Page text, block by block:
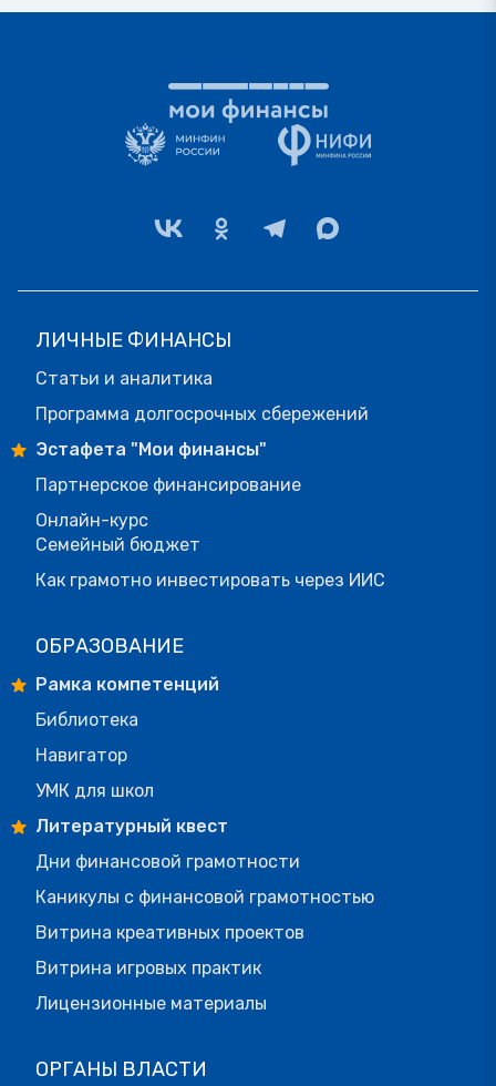
ЛИЧНЫЕ ФИНАНСЫ
Статьи и аналитика
Программа долгосрочных сбережений
Эстафета "Мои финансы"
Партнерское финансирование
Онлайн-курс
Семейный бюджет
Как грамотно инвестировать через ИИС
ОБРАЗОВАНИЕ
Рамка компетенций
Библиотека
Навигатор
УМК для школ
Литературный квест
Дни финансовой грамотности
Каникулы с финансовой грамотностью
Витрина креативных проектов
Витрина игровых практик
Лицензионные материалы
ОРГАНЫ ВЛАСТИ